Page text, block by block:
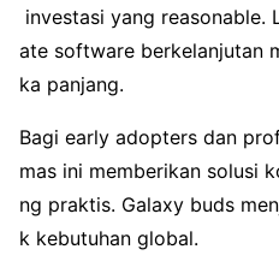
investasi yang
ate software berkelanjutan
ka panjang.
Bagi early adopters dan
mas ini memberikan solusi
ng praktis. Galaxy buds
k kebutuhan global.